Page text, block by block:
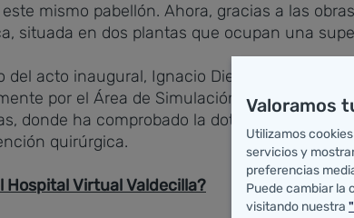
mismo pabellón. Ahora, gracias a las
situada en dos plantas que ocupan una
del acto inaugural, Ignacio Diego ha
por el Área de Simulación Clínica y
donde ha comprobado la dotación
quirúrgica.
Hospital Virtual Valdecilla?
Valoramos
Utilizamos
servicios y
preferencias
Puede cambiar la
visitando nuestra